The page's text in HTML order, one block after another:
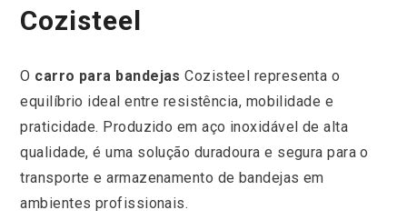
Cozisteel
O carro para bandejas Cozisteel representa o
equilíbrio ideal entre resistência, mobilidade e
praticidade. Produzido em aço inoxidável de alta
qualidade, é uma solução duradoura e segura para o
transporte e armazenamento de bandejas em
ambientes profissionais.